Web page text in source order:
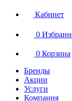
Кабинет
0
0 Корзина
Бренды
Акции
Услуги
Компания